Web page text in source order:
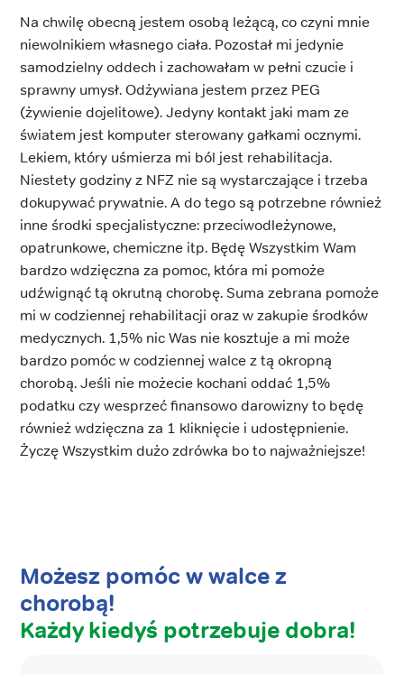
Na chwilę obecną jestem osobą leżącą, co czyni mnie
niewolnikiem własnego ciała. Pozostał mi jedynie
samodzielny oddech i zachowałam w pełni czucie i
sprawny umysł. Odżywiana jestem przez PEG
(żywienie dojelitowe). Jedyny kontakt jaki mam ze
światem jest komputer sterowany gałkami ocznymi.
Lekiem, który uśmierza mi ból jest rehabilitacja.
Niestety godziny z NFZ nie są wystarczające i trzeba
dokupywać prywatnie. A do tego są potrzebne również
inne środki specjalistyczne: przeciwodleżynowe,
opatrunkowe, chemiczne itp. Będę Wszystkim Wam
bardzo wdzięczna za pomoc, która mi pomoże
udźwignąć tą okrutną chorobę. Suma zebrana pomoże
mi w codziennej rehabilitacji oraz w zakupie środków
medycznych. 1,5% nic Was nie kosztuje a mi może
bardzo pomóc w codziennej walce z tą okropną
chorobą. Jeśli nie możecie kochani oddać 1,5%
podatku czy wesprzeć finansowo darowizny to będę
również wdzięczna za 1 kliknięcie i udostępnienie.
Życzę Wszystkim dużo zdrówka bo to najważniejsze!
Możesz pomóc w walce z
chorobą!
Każdy kiedyś potrzebuje dobra!